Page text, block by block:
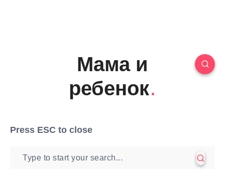
Мама и
ребенок
Press ESC to close